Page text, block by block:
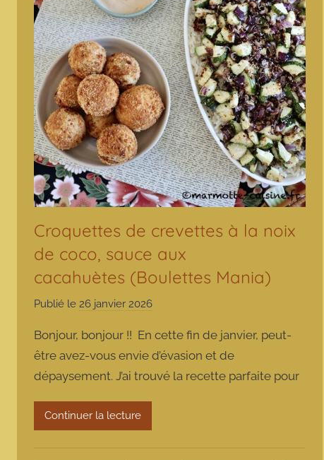
Croquettes de crevettes à la noix
de coco, sauce aux
cacahuètes (Boulettes Mania)
Publié le 26 janvier 2026
r
m
a
Bonjour, bonjour !! En cette fin de janvier, peut-
être avez-vous envie d’évasion et de
dépaysement. J’ai trouvé la recette parfaite pour
Continuer la lecture